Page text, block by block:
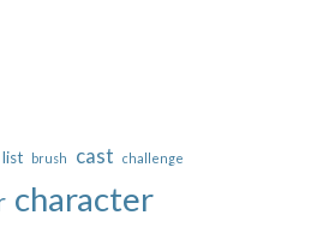
brush cast challenge
character